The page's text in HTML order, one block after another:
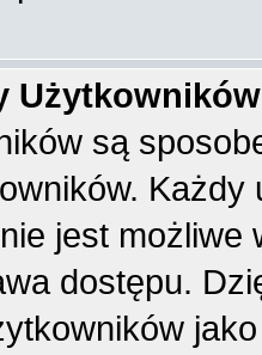
są
jest
dostępu.